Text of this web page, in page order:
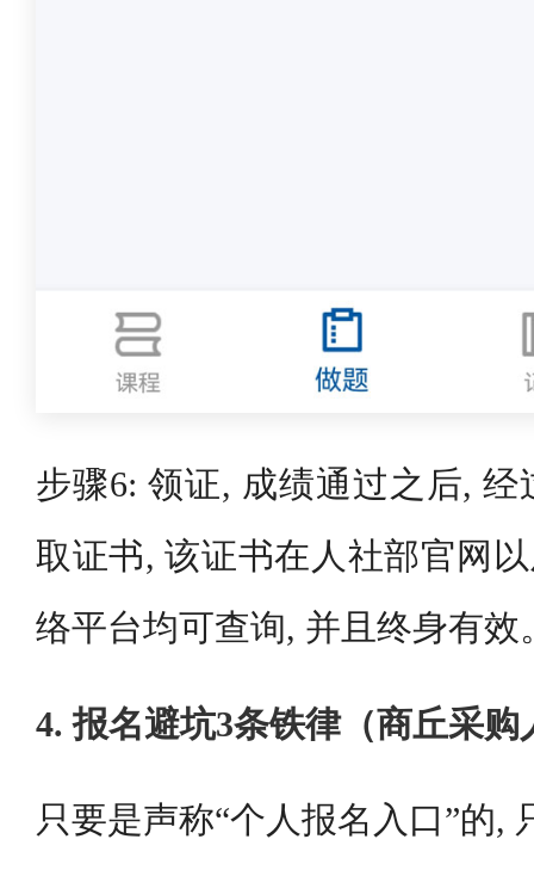
步骤6: 领证, 成绩通过之后,
取证书, 该证书在人社部官网
络平台均可查询, 并且终身有效
4. 报名避坑3条铁律（商丘采购
只要是声称“个人报名入口”的,